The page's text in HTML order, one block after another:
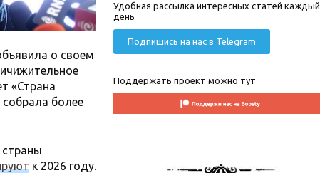
о своем
«Страна
более
к 2026 году.
Удобная рассылка интересных статей каждый
день
Подпишись на нас в Telegram
Поддержать проект можно тут